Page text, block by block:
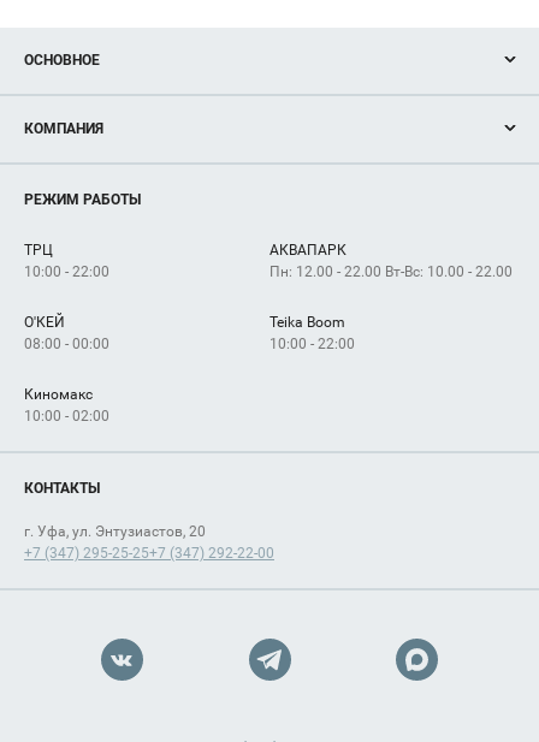
ОСНОВНОЕ
Новости
Магазины
Услуги
КОМПАНИЯ
Рекламодателям
Как добраться
РЕЖИМ РАБОТЫ
ТРЦ
10:00 - 22:00
АКВАПАРК
Пн: 12.00 - 22.00 Вт-Вс: 10.00 - 22.00
О'КЕЙ
08:00 - 00:00
Teika Boom
10:00 - 22:00
Киномакс
10:00 - 02:00
КОНТАКТЫ
г. Уфа, ул. Энтузиастов, 20
+7 (347) 295-25-25+7 (347) 292-22-00